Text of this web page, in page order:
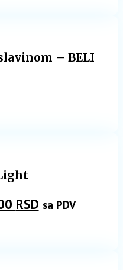
– BELI
RSDTrenutna
sa PDV